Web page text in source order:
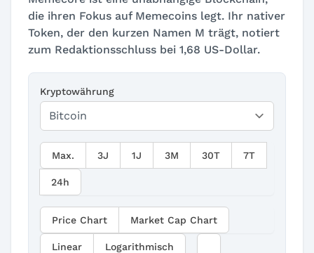
die ihren Fokus auf Memecoins legt. Ihr nativer
Token, der den kurzen Namen M trägt, notiert
zum Redaktionsschluss bei 1,68 US-Dollar.
Kryptowährung
Max. 3J 1J 3M 30T 7T
24h
Price Chart Market Cap Chart
Linear Logarithmisch